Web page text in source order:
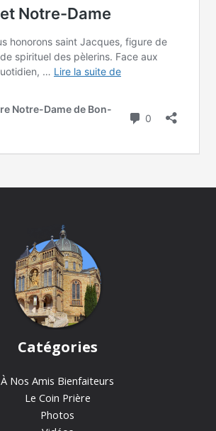
Catégories
À Nos Amis Bienfaiteurs
Le Coin Prière
Photos